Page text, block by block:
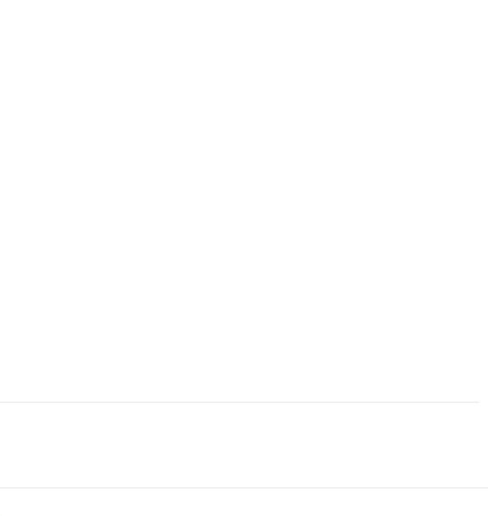
mei de steaten
en Rispens.
vierendeel ',
én de âlde
Sibada. Spitigernôch